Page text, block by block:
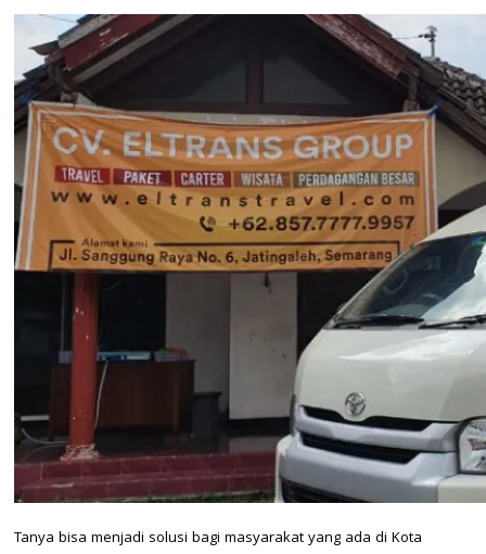
Tanya bisa menjadi solusi bagi masyarakat yang ada di Kota